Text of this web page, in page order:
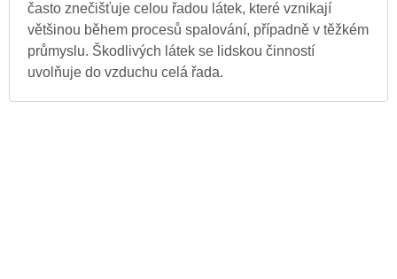
často znečišťuje celou řadou látek, které vznikají
většinou během procesů spalování, případně v těžkém
průmyslu. Škodlivých látek se lidskou činností
uvolňuje do vzduchu celá řada.